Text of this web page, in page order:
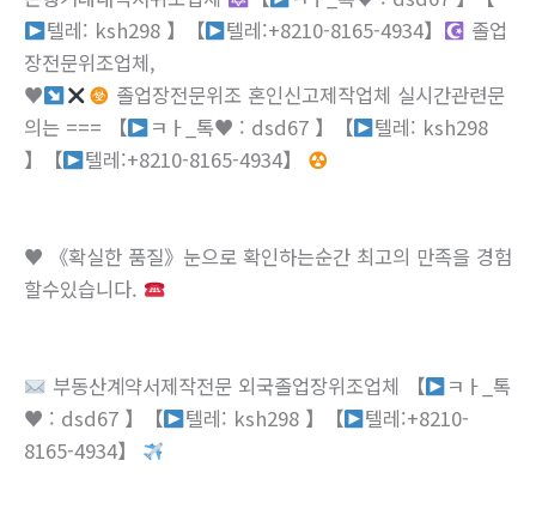
텔레: ksh298 】【
텔레:+8210-8165-4934】
졸업
장전문위조업체,
♥
졸업장전문위조 혼인신고제작업체 실시간관련문
의는 === 【
ㅋㅏ_톡♥ : dsd67 】【
텔레: ksh298
】【
텔레:+8210-8165-4934】
♥ 《확실한 품질》눈으로 확인하는순간 최고의 만족을 경험
할수있습니다.
부동산계약서제작전문 외국졸업장위조업체 【
ㅋㅏ_톡
♥ : dsd67 】【 텔레: ksh298 】【
텔레:+8210-
8165-4934】